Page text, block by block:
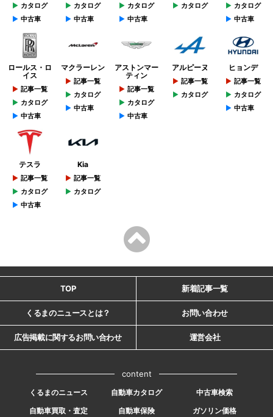
カタログ
中古車
カタログ
中古車
カタログ
中古車
カタログ
カタログ
中古車
ロールス・ロ
イス
記事一覧
カタログ
中古車
マクラーレン
記事一覧
カタログ
中古車
アストンマー
ティン
記事一覧
カタログ
中古車
アルピーヌ
記事一覧
カタログ
ヒョンデ
記事一覧
カタログ
中古車
テスラ
記事一覧
カタログ
中古車
Kia
記事一覧
カタログ
TOP 新着記事一覧
くるまのニュースとは？ お問い合わせ
広告掲載に関するお問い合わせ 運営会社
content
くるまのニュース 自動車カタログ
中古車検索
自動車買取・査定
自動車保険 ガソリン価格